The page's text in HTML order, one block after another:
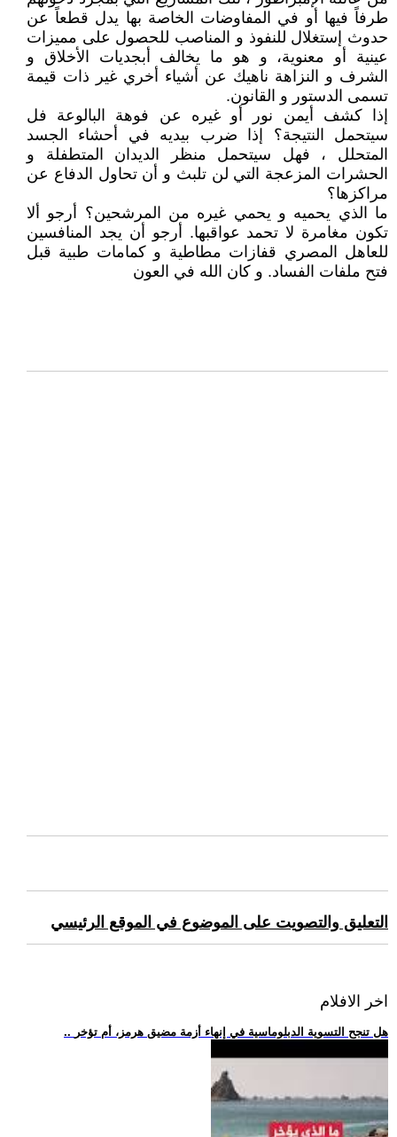
طرفاً فيها أو في المفاوضات الخاصة بها يدل قطعاً عن
حدوث إستغلال للنفوذ و المناصب للحصول على مميزات
عينية أو معنوية، و هو ما يخالف أبجديات الأخلاق و
الشرف و النزاهة ناهيك عن أشياء أخري غير ذات قيمة
تسمى الدستور و القانون.
إذا كشف أيمن نور أو غيره عن فوهة البالوعة فل
سيتحمل النتيجة؟ إذا ضرب بيديه في أحشاء الجسد
المتحلل ، فهل سيتحمل منظر الديدان المتطفلة و
الحشرات المزعجة التي لن تلبث و أن تحاول الدفاع عن
مراكزها؟
ما الذي يحميه و يحمي غيره من المرشحين؟ أرجو ألا
تكون مغامرة لا تحمد عواقبها. أرجو أن يجد المنافسين
للعاهل المصري قفازات مطاطية و كمامات طبية قبل
فتح ملفات الفساد. و كان الله في العون
التعليق والتصويت على الموضوع في الموقع الرئيسي
اخر الافلام
.. هل تنجح التسوية الدبلوماسية في إنهاء أزمة مضيق هرمز، أم تؤخر